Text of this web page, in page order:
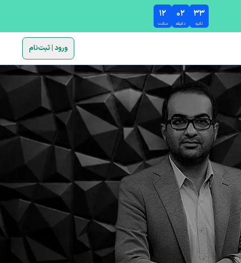
۱۲
ساعت
۰۲
دقیقه
۳۲
ثانیه
ورود | ثبت‌نام